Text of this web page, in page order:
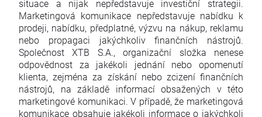
situace a nijak nepředstavuje investiční strategii.
Marketingová komunikace nepředstavuje nabídku k
prodeji, nabídku, předplatné, výzvu na nákup, reklamu
nebo propagaci jakýchkoliv finančních nástrojů.
Společnost XTB S.A., organizační složka nenese
odpovědnost za jakékoli jednání nebo opomenutí
klienta, zejména za získání nebo zcizení finančních
nástrojů, na základě informací obsažených v této
marketingové komunikaci. V případě, že marketingová
komunikace obsahuje jakékoli informace o jakýchkoli